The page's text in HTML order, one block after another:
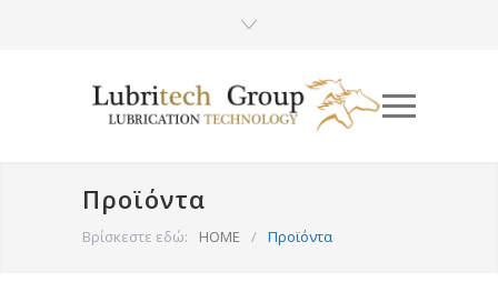
Προϊόντα
Βρίσκεστε εδώ: HOME / Προϊόντα